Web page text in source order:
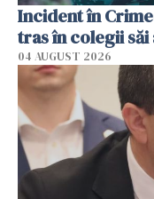
Incident în
tras în colegii
04 AUGUST 2026